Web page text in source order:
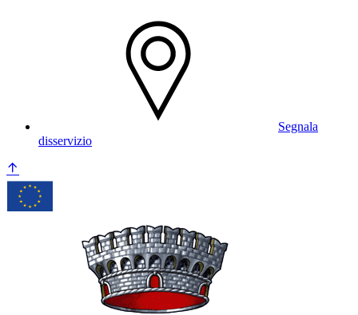
Segnala
disservizio